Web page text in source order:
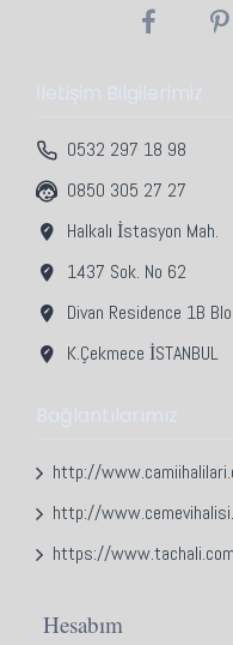
İletişim Bilgilerimiz
0532 297 18 98
0850 305 27 27
Halkalı İstasyon Mah.
1437 Sok. No 62
Divan Residence 1B
K.Çekmece İSTANBUL
Bağlantılarımız
http://
http://
https://
Hesabım